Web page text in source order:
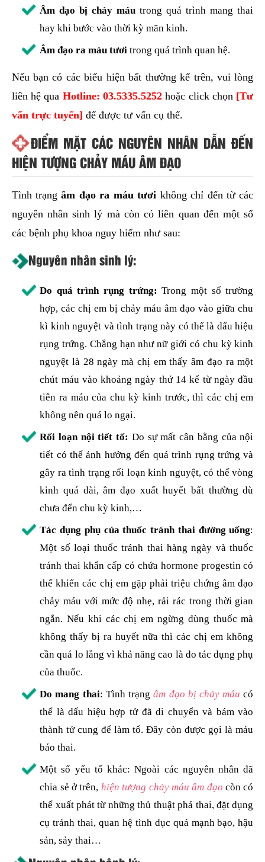
Âm đạo bị chảy máu trong quá trình mang thai
hay khi bước vào thời kỳ mãn kinh.
Âm đạo ra máu tươi trong quá trình quan hệ.
Nếu bạn có các biểu hiện bất thường kể trên, vui lòng
liên hệ qua Hotline:03.5335.5252 hoặc click chọn [Tư
vấn trực tuyến] để được tư vấn cụ thể.
ĐIỂM MẶT CÁC NGUYÊN NHÂN DẪN ĐẾN
HIỆN TƯỢNG CHẢY MÁU ÂM ĐẠO
Tình trạng âm đạo ra máu tươi không chỉ đến từ các
nguyên nhân sinh lý mà còn có liên quan đến một số
các bệnh phụ khoa nguy hiểm như sau:
Nguyên nhân sinh lý:
Do quá trình rụng trứng: Trong một số trường
hợp, các chị em bị chảy máu âm đạo vào giữa chu
kì kinh nguyệt và tình trạng này có thể là dấu hiệu
rụng trứng. Chẳng hạn như nữ giới có chu kỳ kinh
nguyệt là 28 ngày mà chị em thấy âm đạo ra một
chút máu vào khoảng ngày thứ 14 kể từ ngày đầu
tiên ra máu của chu kỳ kinh trước, thì các chị em
không nên quá lo ngại.
Rối loạn nội tiết tố: Do sự mất cân bằng của nội
tiết có thể ảnh hưởng đến quá trình rụng trứng và
gây ra tình trạng rối loạn kinh nguyệt, có thể vòng
kinh quá dài, âm đạo xuất huyết bất thường dù
chưa đến chu kỳ kinh,…
Tác dụng phụ của thuốc tránh thai đường uống:
Một số loại thuốc tránh thai hàng ngày và thuốc
tránh thai khẩn cấp có chứa hormone progestin có
thể khiến các chị em gặp phải triệu chứng âm đạo
chảy máu với mức độ nhẹ, rải rác trong thời gian
ngắn. Nếu khi các chị em ngừng dùng thuốc mà
không thấy bị ra huyết nữa thì các chị em không
cần quá lo lắng vì khả năng cao là do tác dụng phụ
của thuốc.
Do mang thai: Tình trạngâm đạo bị chảy máu có
thể là dấu hiệu hợp tử đã di chuyển và bám vào
thành tử cung để làm tổ. Đây còn được gọi là máu
báo thai.
Một số yếu tố khác: Ngoài các nguyên nhân đã
chia sẻ ở trên, hiện tượng chảy máu âm đạo còn có
thể xuất phát từ những thủ thuật phá thai, đặt dụng
cụ tránh thai, quan hệ tình dục quá mạnh bạo, hậu
sản, sảy thai…